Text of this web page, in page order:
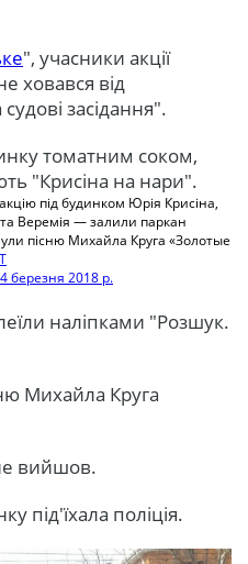
", учасники акції
ховався від
засідання".
томатним соком,
"Крисіна на нари".
під будинком Юрія Крисіна,
Веремія — залили паркан
пісню Михайла Круга «Золотые
4 березня 2018 р.
наліпками "Розшук.
Михайла Круга
вийшов.
під'їхала поліція.